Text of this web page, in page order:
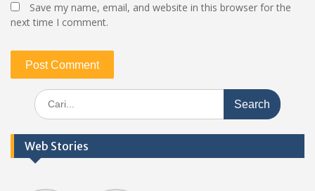
Save my name, email, and website in this browser for the
next time I comment.
Search
for:
Web Stories